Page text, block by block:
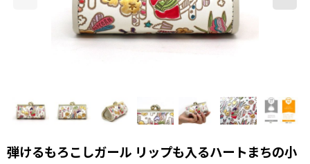
弾けるもろこしガール リップも入るハートまちの小